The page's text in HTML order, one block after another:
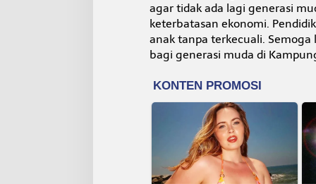
agar tidak ada lagi generasi
keterbatasan ekonomi.
anak tanpa terkecuali.
bagi generasi muda di